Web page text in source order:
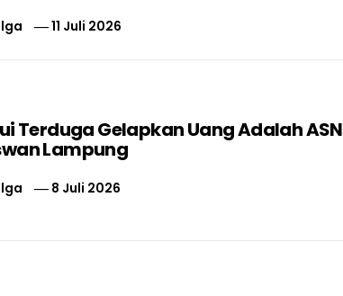
11 Juli 2026
Terduga Gelapkan Uang Adalah ASN
Lampung
8 Juli 2026